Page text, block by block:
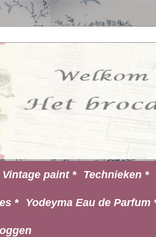
Vintage paint * Technieken *
* Yodeyma Eau de Parfum